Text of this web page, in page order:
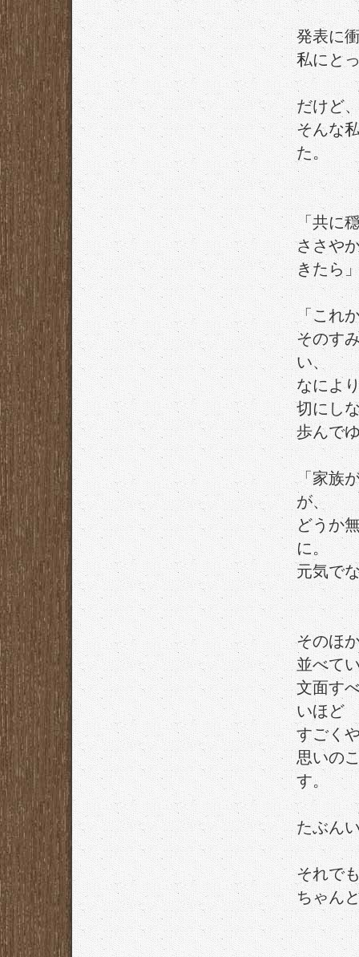
発表に
私にと
だけど
そんな
た。
「共に
ささや
きたら
「これ
そのす
い、
なによ
切にし
歩んで
「家族
が、
どうか
に。
元気で
そのほ
並べて
文面す
いほど
すごく
思いの
す。
たぶん
それで
ちゃん